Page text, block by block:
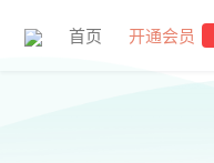
首页 开通会员